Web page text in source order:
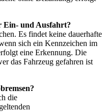
Ein- und Ausfahrt?
Es findet keine dauerhafte
sich ein Kennzeichen im
eine Erkennung. Die
das Fahrzeug gefahren ist
die